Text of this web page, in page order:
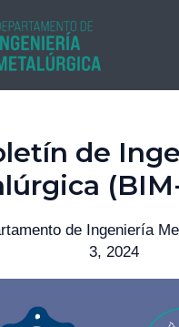
de
de Ingeniería
3, 2024